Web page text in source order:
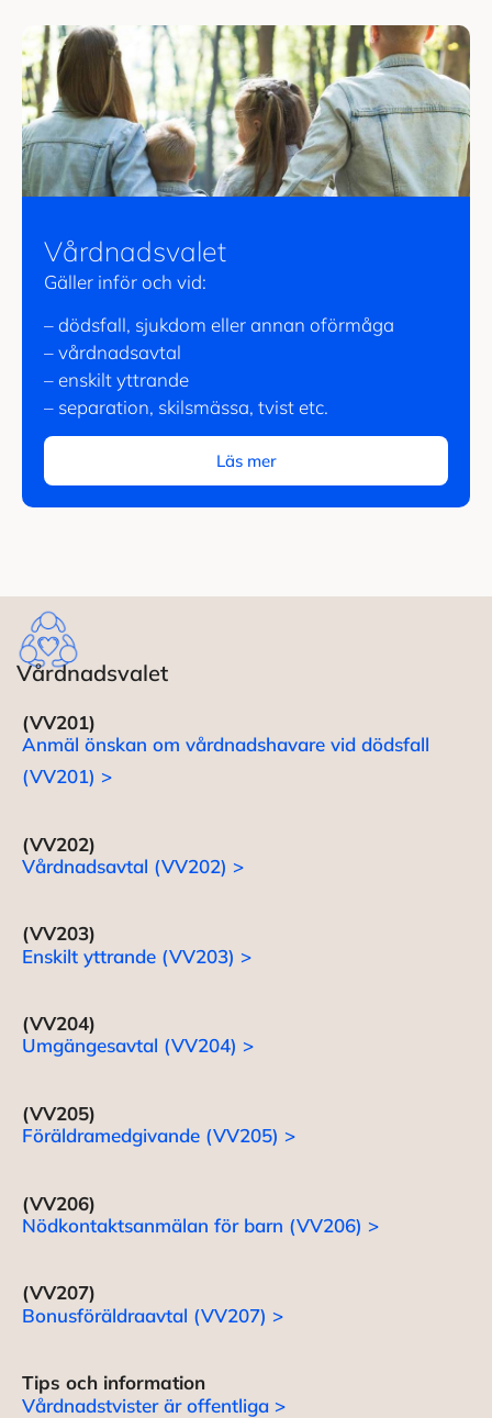
Vårdnadsvalet
Gäller inför och vid:
– dödsfall, sjukdom eller annan oförmåga
– vårdnadsavtal
– enskilt yttrande
– separation, skilsmässa, tvist etc.
Läs mer
Vårdnadsvalet
(VV201)
Anmäl önskan om vårdnadshavare vid dödsfall
(VV201) >
(VV202)
Vårdnadsavtal (VV202) >
(VV203)
Enskilt yttrande (VV203) >
(VV204)
Umgängesavtal (VV204) >
(VV205)
Föräldramedgivande (VV205) >
(VV206)
Nödkontaktsanmälan för barn (VV206) >
(VV207)
Bonusföräldraavtal (VV207) >
Tips och information
Vårdnadstvister är offentliga >